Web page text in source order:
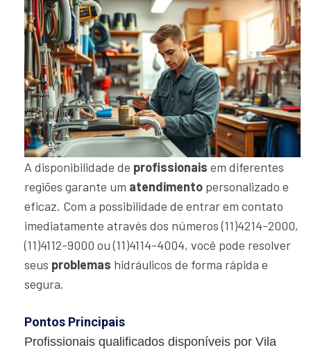
A disponibilidade de profissionais em diferentes
regiões garante um atendimento personalizado e
eficaz. Com a possibilidade de entrar em contato
imediatamente através dos números (11)4214-2000,
(11)4112-9000 ou (11)4114-4004, você pode resolver
seus problemas hidráulicos de forma rápida e
segura.
Pontos Principais
Profissionais qualificados disponíveis por Vila